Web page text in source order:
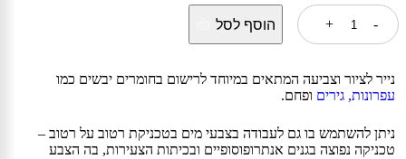
כמות
של
נייר
קטן
-
יחידות
-
+ הוסף לסל
נייר לציור וצביעה המתאים במיוחד לרישום בחומרים יבשים כמו
עפרונות, גירים ופחם.
ניתן להשתמש בו גם לעבודה בצבעי מים בטכניקת רטוב על רטוב –
טכניקה נפוצה בגנים אנתרופוסופיים ובכיתות הצעירות, בה הצבע